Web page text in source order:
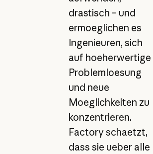
drastisch – und
ermoeglichen es
Ingenieuren, sich
auf hoeherwertige
Problemloesung
und neue
Moeglichkeiten zu
konzentrieren.
Factory schaetzt,
dass sie ueber alle